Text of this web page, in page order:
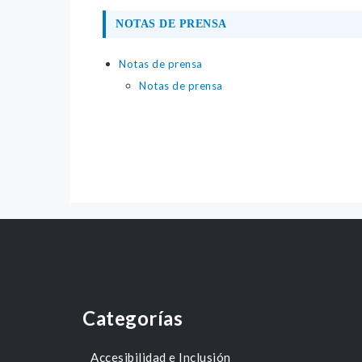
NOTAS DE PRENSA
Notas de prensa
Notas de prensa
Categorías
Accesibilidad e Inclusión